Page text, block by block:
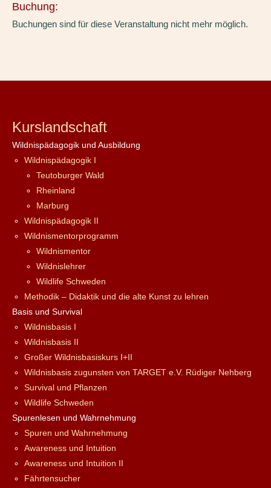
Buchung:
Buchungen sind für diese Veranstaltung nicht mehr möglich.
Kurslandschaft
Wildnispädagogik und Ausbildung
Wildnispädagogik I
Teutoburger Wald
Rheinland
Marburg
Wildnispädagogik II
Wildnismentorprogramm
Wildnismentor
Wildnislehrer
Wildlife Schweden
Methodik – Didaktik und die alte Kunst zu lehren
Basis und Survival
Wildnisbasis I
Wildnisbasis II
Großer Wildnisbasiskurs I+II
Wildnisbasis zugunsten von TARGET e.V. Rüdiger Nehberg
Survival und Pflanzen
Wildlife Schweden
Spurenlesen und Wahrnehmung
Spuren und Wahrnehmung
Awareness und Intuition
Awareness und Intuition II
Fährtensucher